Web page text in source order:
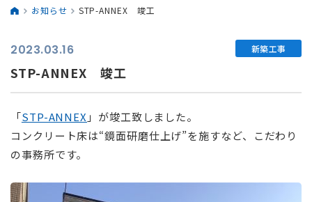
お知らせ STP-ANNEX 竣工
2023.03.16 新築工事
STP-ANNEX 竣工
「STP-ANNEX 」が竣工致しました。
コンクリート床は“鏡面研磨仕上げ”を施すなど、こだわり
の事務所です。